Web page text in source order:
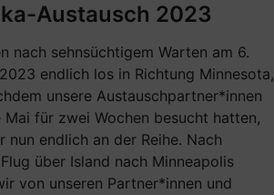
Austausch 2023
nach sehnsüchtigem Warten am 6.
endlich los in Richtung Minnesota,
unsere Austauschpartner*innen
Mai für zwei Wochen besucht hatten,
nun endlich an der Reihe. Nach
über Island nach Minneapolis
von unseren Partner*innen und